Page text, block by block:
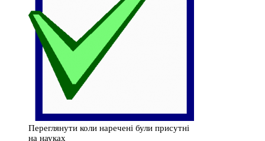
Переглянути коли наречені були присутні
на науках